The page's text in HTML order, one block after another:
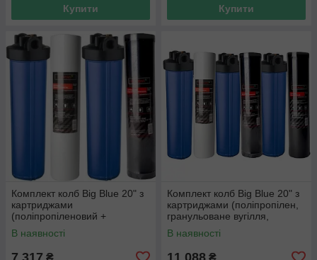
Купити Купити
Комплект колб Big Blue 20" з
картриджами
(поліпропіленовий +
гранульоване вугілля), ціна з
ПДВ
В наявності
₴
Комплект колб Big Blue 20" з
картриджами (поліпропілен,
гранульоване вугілля,
пом'якшення), ціна з ПДВ
В наявності
₴